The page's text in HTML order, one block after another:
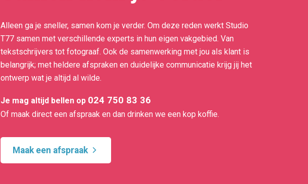
Alleen ga je sneller, samen kom je verder. Om deze reden werkt Studio
T77 samen met verschillende experts in hun eigen vakgebied. Van
tekstschrijvers tot fotograaf. Ook de samenwerking met jou als klant is
belangrijk; met heldere afspraken en duidelijke communicatie krijg jij het
ontwerp wat je altijd al wilde.
Je mag altijd bellen op 024 750 83 36
Of maak direct een afspraak en dan drinken we een kop koffie.
Maak een afspraak